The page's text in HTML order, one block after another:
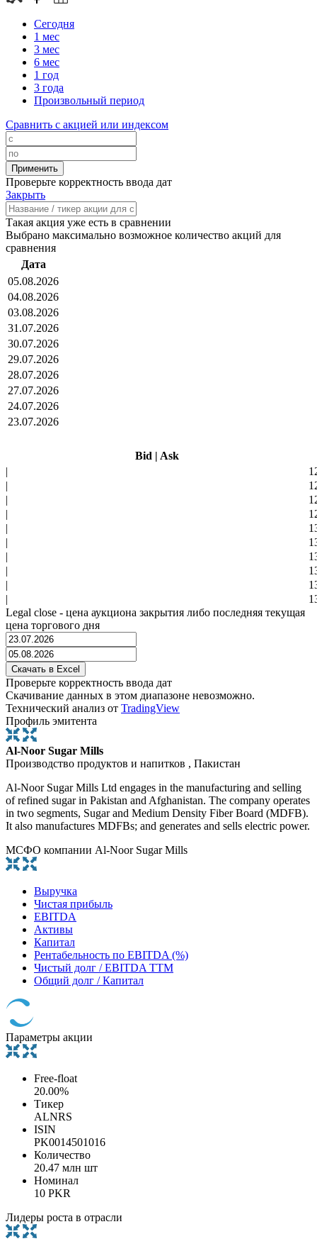
Сегодня
1 мес
3 мес
6 мес
1 год
3 года
Произвольный период
Сравнить с акцией или индексом
Проверьте корректность ввода дат
Закрыть
Такая акция уже есть в сравнении
Выбрано максимально возможное количество акций для
сравнения
Дата
05.08.2026
04.08.2026
03.08.2026
31.07.2026
30.07.2026
29.07.2026
28.07.2026
27.07.2026
24.07.2026
23.07.2026
Bid | Ask
|
|
|
|
|
|
|
|
|
|
Legal close - цена аукциона закрытия либо последняя текущая
цена торгового дня
Проверьте корректность ввода дат
Скачивание данных в этом диапазоне невозможно.
Технический анализ от TradingView
Профиль эмитента
Al-Noor Sugar Mills
Производство продуктов и напитков , Пакистан
Al-Noor Sugar Mills Ltd engages in the manufacturing and selling
of refined sugar in Pakistan and Afghanistan. The company operates
in two segments, Sugar and Medium Density Fiber Board (MDFB).
It also manufactures MDFBs; and generates and sells electric power.
МСФО компании Al-Noor Sugar Mills
Выручка
Чистая прибыль
EBITDA
Активы
Капитал
Рентабельность по EBITDA (%)
Чистый долг / EBITDA TTM
Общий долг / Капитал
Параметры акции
Free-float
20.00%
Тикер
ALNRS
ISIN
PK0014501016
Количество
20.47 млн шт
Номинал
10 PKR
Лидеры роста в отрасли